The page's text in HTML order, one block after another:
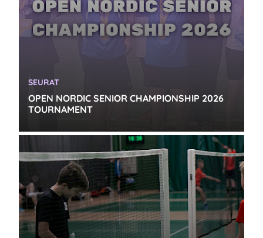
OPEN NORDIC SENIOR CHAMPIONSHIP 2026
TOURNAMENT
KATEGORIA:
SEURAT